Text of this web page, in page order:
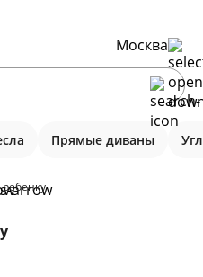
Москва
Прямые диваны